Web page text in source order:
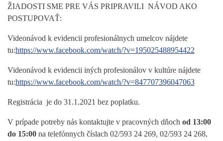
ŽIADOSTI SME PRE VÁS PRIPRAVILI NÁVOD AKO
POSTUPOVAŤ:
Videonávod k evidencii profesionálnych umelcov nájdete
tu:https://www.facebook.com/watch/?v=195025488954422
Videonávod k evidencii iných profesionálov v kultúre nájdete
tu:https://www.facebook.com/watch/?v=847707396047063
Registrácia je do 31.1.2021 bez poplatku.
V prípade potreby nás kontaktujte v pracovných dňoch od 13:00
do 15:00 na telefónnych číslach 02/593 24 269, 02/593 24 268,